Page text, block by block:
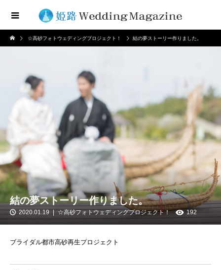
☆高砂フォトウェディングプロジェクト！ 結の夢ストーリー作りました。
結の夢ストーリー作りました。
2020.01.19 ☆高砂フォトウェディングプロジェクト！ 192
ブライダル都市高砂再生プロジェクト